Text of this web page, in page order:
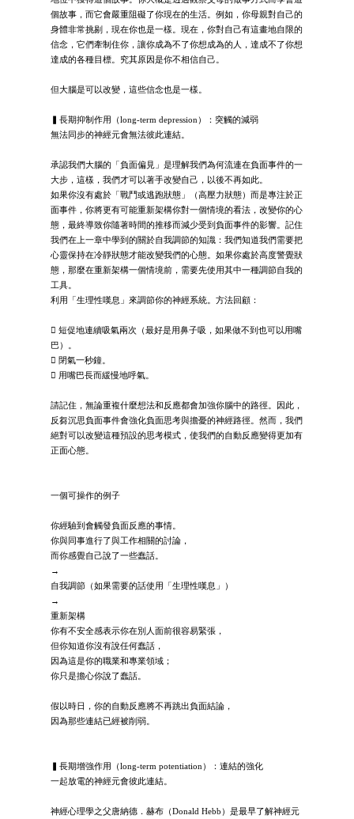
個故事，而它會嚴重阻礙了你現在的生活。例如，你母親對自己的
身體非常挑剔，現在你也是一樣。現在，你對自己有這畫地自限的
信念，它們牽制住你，讓你成為不了你想成為的人，達成不了你想
達成的各種目標。究其原因是你不相信自己。
但大腦是可以改變，這些信念也是一樣。
▍長期抑制作用（long-term depression）：突觸的減弱
無法同步的神經元會無法彼此連結。
承認我們大腦的「負面偏見」是理解我們為何流連在負面事件的一
大步，這樣，我們才可以著手改變自己，以後不再如此。
如果你沒有處於「戰鬥或逃跑狀態」（高壓力狀態）而是專注於正
面事件，你將更有可能重新架構你對一個情境的看法，改變你的心
態，最終導致你隨著時間的推移而減少受到負面事件的影響。記住
我們在上一章中學到的關於自我調節的知識：我們知道我們需要把
心靈保持在冷靜狀態才能改變我們的心態。如果你處於高度警覺狀
態，那麼在重新架構一個情境前，需要先使用其中一種調節自我的
工具。
利用「生理性嘆息」來調節你的神經系統。方法回顧：
 短促地連續吸氣兩次（最好是用鼻子吸，如果做不到也可以用嘴
巴）。
 閉氣一秒鐘。
 用嘴巴長而緩慢地呼氣。
請記住，無論重複什麼想法和反應都會加強你腦中的路徑。因此，
反芻沉思負面事件會強化負面思考與擔憂的神經路徑。然而，我們
絕對可以改變這種預設的思考模式，使我們的自動反應變得更加有
正面心態。
一個可操作的例子
你經驗到會觸發負面反應的事情。
你與同事進行了與工作相關的討論，
而你感覺自己說了一些蠢話。
→
自我調節（如果需要的話使用「生理性嘆息」）
→
重新架構
你有不安全感表示你在別人面前很容易緊張，
但你知道你沒有說任何蠢話，
因為這是你的職業和專業領域；
你只是擔心你說了蠢話。
假以時日，你的自動反應將不再跳出負面結論，
因為那些連結已經被削弱。
▍長期增強作用（long-term potentiation）：連結的強化
一起放電的神經元會彼此連結。
神經心理學之父唐納德．赫布（Donald Hebb）是最早了解神經元